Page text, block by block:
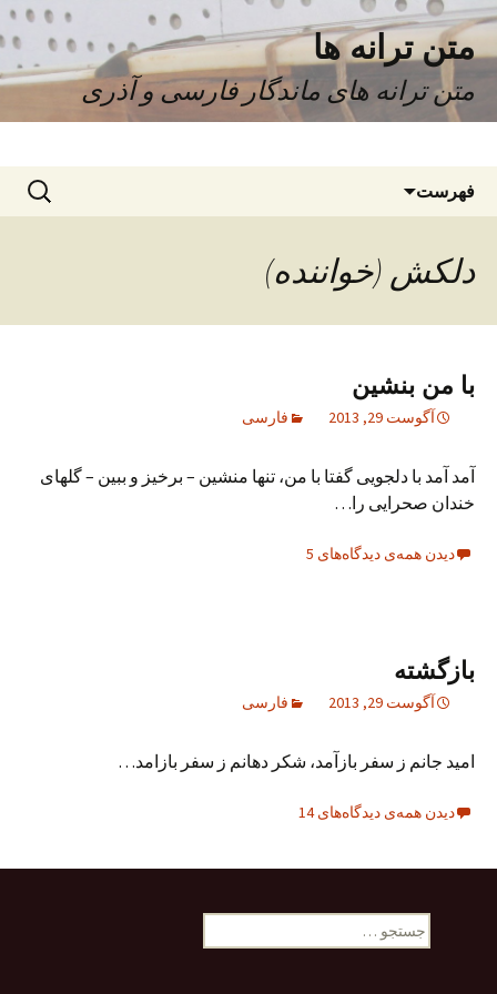
متن ترانه ها
متن ترانه های ماندگار فارسی و آذری
فهرست
جستجو
برای:
دلکش (خواننده)
با من بنشین
آگوست 29, 2013 فارسی
آمد آمد با دلجویی گفتا با من، تنها منشین – برخیز و ببین – گلهای
خندان صحرایی را…
دیدن همه‌ی دیدگاه‌های 5
بازگشته
آگوست 29, 2013 فارسی
امید جانم ز سفر بازآمد، شکر دهانم ز سفر بازامد…
دیدن همه‌ی دیدگاه‌های 14
برای: